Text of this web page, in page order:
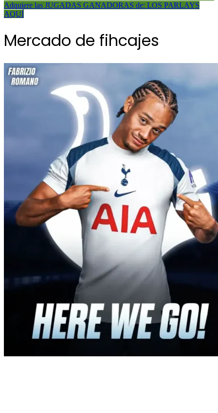
Adquiere las JUGADAS GANADORAS de: LOS PARLAYS
AQUÍ
Mercado de fihcajes